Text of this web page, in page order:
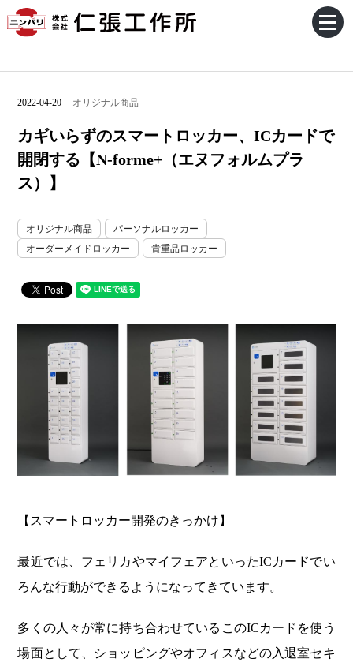
2022-04-20 オリジナル商品
カギいらずのスマートロッカー、ICカードで
開閉する【N-forme+（エヌフォルムプラ
ス）】
オリジナル商品
パーソナルロッカー
オーダーメイドロッカー
貴重品ロッカー
【スマートロッカー開発のきっかけ】
最近では、フェリカやマイフェアといったICカードでい
ろんな行動ができるようになってきています。
多くの人々が常に持ち合わせているこのICカードを使う
場面として、ショッピングやオフィスなどの入退室セキ